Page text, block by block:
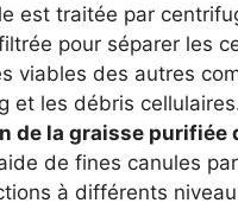
est traitée par
pour séparer les
viables des autres
et les débris
de la graisse purifiée
de fines canules
à différents